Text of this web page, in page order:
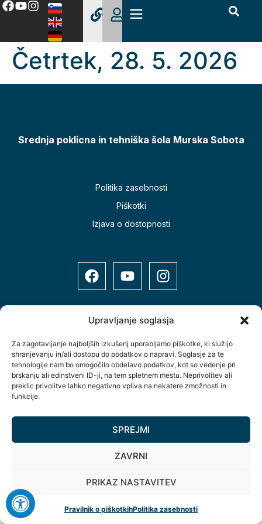
Upravljanje soglasja
Za zagotavljanje najboljših izkušenj uporabljamo piškotke, ki služijo
shranjevanju in/ali dostopu do podatkov o napravi. Soglasje za te
tehnologije nam bo omogočilo obdelavo podatkov, kot so vedenje pri
brskanju ali edinstveni ID-ji, na tem spletnem mestu. Neprivolitev ali
preklic privolitve lahko negativno vpliva na nekatere zmožnosti in
funkcije.
SPREJMI
ZAVRNI
PRIKAZ NASTAVITEV
Pravilnik o piškotkihPolitika zasebnosti
Četrtek, 28. 5. 2026
Srednja poklicna in tehniška šola Murska Sobota
Politika zasebnosti
Piškotki
Izjava o dostopnosti
Šolsko naselje 12, 9000 Murska Sobota, Slovenija
+386(0)2 534 89 10
info@spts.si